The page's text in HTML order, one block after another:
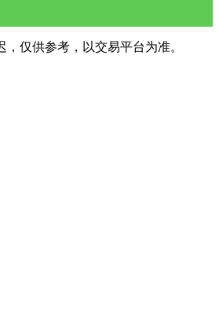
，仅供参考，以交易平台为准。